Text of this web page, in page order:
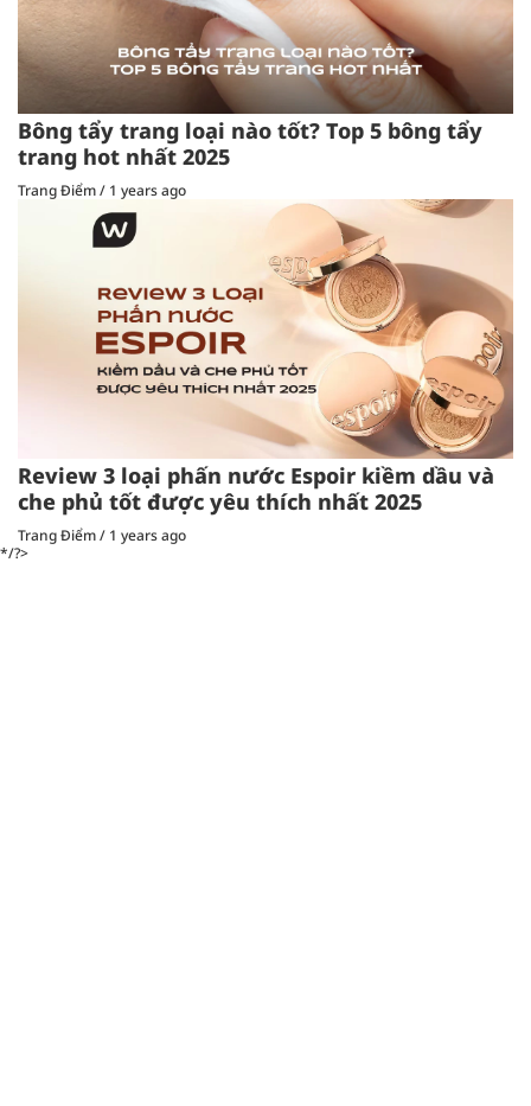
Bông tẩy trang loại nào tốt? Top 5 bông tẩy
trang hot nhất 2025
Trang Điểm/ 1 years ago
Review 3 loại phấn nước Espoir kiềm dầu và
che phủ tốt được yêu thích nhất 2025
Trang Điểm/ 1 years ago
*/?>